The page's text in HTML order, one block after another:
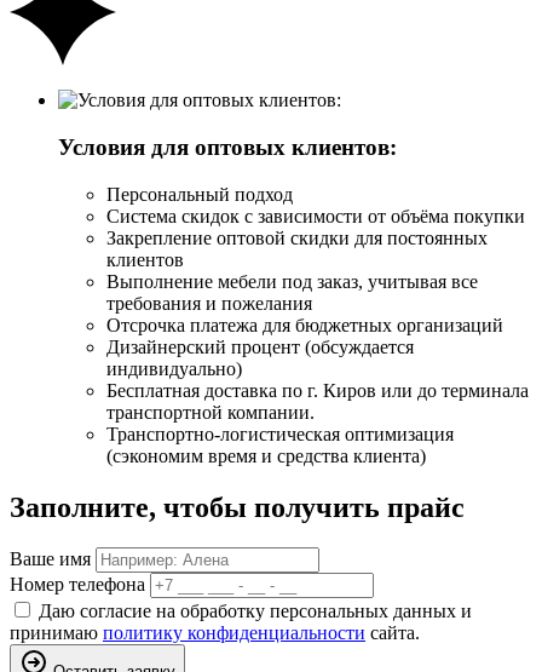
Условия для оптовых клиентов:
Персональный подход
Система скидок с зависимости от объёма покупки
Закрепление оптовой скидки для постоянных
клиентов
Выполнение мебели под заказ, учитывая все
требования и пожелания
Отсрочка платежа для бюджетных организаций
Дизайнерский процент (обсуждается
индивидуально)
Бесплатная доставка по г. Киров или до терминала
транспортной компании.
Транспортно-логистическая оптимизация
(сэкономим время и средства клиента)
Заполните, чтобы получить прайс
Ваше имя
Номер телефона
Даю согласие на обработку персональных данных и
принимаю политику конфиденциальности сайта.